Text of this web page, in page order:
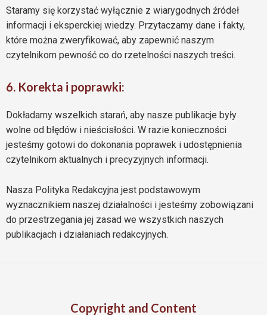
Staramy się korzystać wyłącznie z wiarygodnych źródeł
informacji i eksperckiej wiedzy. Przytaczamy dane i fakty,
które można zweryfikować, aby zapewnić naszym
czytelnikom pewność co do rzetelności naszych treści.
6. Korekta i poprawki:
Dokładamy wszelkich starań, aby nasze publikacje były
wolne od błędów i nieścisłości. W razie konieczności
jesteśmy gotowi do dokonania poprawek i udostępnienia
czytelnikom aktualnych i precyzyjnych informacji.
Nasza Polityka Redakcyjna jest podstawowym
wyznacznikiem naszej działalności i jesteśmy zobowiązani
do przestrzegania jej zasad we wszystkich naszych
publikacjach i działaniach redakcyjnych.
Copyright and Content